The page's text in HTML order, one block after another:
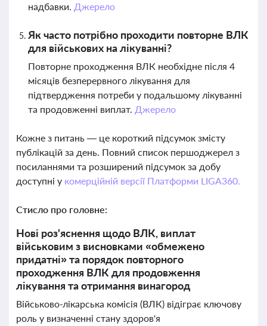
надбавки. Джерело
Як часто потрібно проходити повторне ВЛК
для військових на лікуванні?
Повторне проходження ВЛК необхідне після 4
місяців безперервного лікування для
підтвердження потреби у подальшому лікуванні
та продовженні виплат. Джерело
Кожне з питань — це короткий підсумок змісту
публікацій за день. Повний список першоджерел з
посиланнями та розширений підсумок за добу
доступні у комерційній версії Платформи LIGA360.
Стисло про головне:
Нові роз'яснення щодо ВЛК, виплат
військовим з висновками «обмежено
придатні» та порядок повторного
проходження ВЛК для продовження
лікування та отримання винагород
Військово-лікарська комісія (ВЛК) відіграє ключову
роль у визначенні стану здоров'я